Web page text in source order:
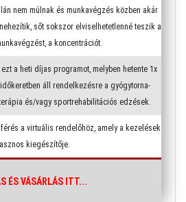
nem múlnak és munkavégzés közben akár
sőt sokszor elviselhetetlenné teszik a
a koncentrációt.
a heti díjas programot, melyben hetente 1x
áll rendelkezésre a gyógytorna-
és/vagy sportrehabilitációs edzések.
a virtuális rendelőhöz, amely a kezelések
kiegészítője.
ÉS VÁSÁRLÁS ITT...